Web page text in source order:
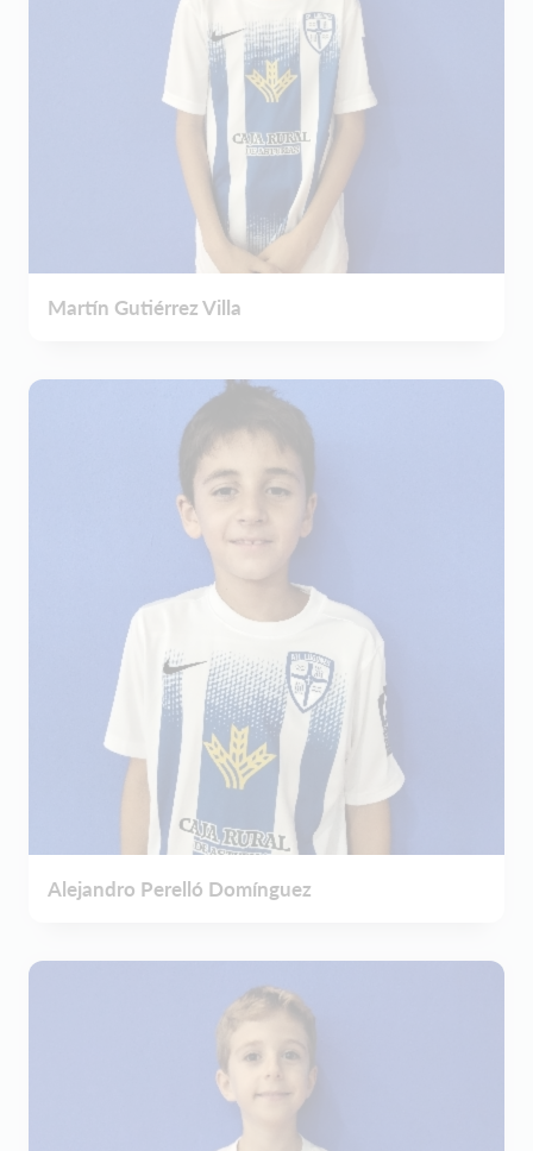
Martín Gutiérrez Villa
Alejandro Perelló Domínguez